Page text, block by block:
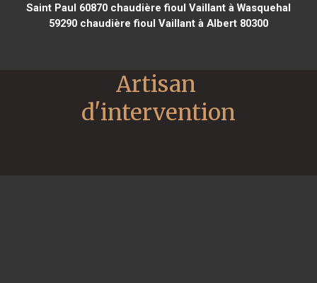
Saint Paul 60870chaudière fioul Vaillant à Wasquehal
59290chaudière fioul Vaillant à Albert 80300
Artisan
d'intervention